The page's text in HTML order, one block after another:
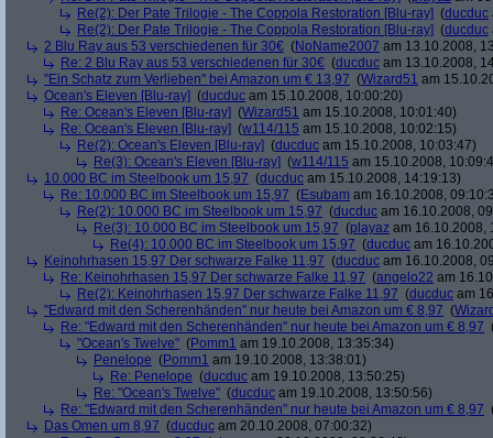
Re(2): Der Pate Trilogie - The Coppola Restoration [Blu-ray] (ducduc
Re(2): Der Pate Trilogie - The Coppola Restoration [Blu-ray] (ducduc
2 Blu Ray aus 53 verschiedenen für 30€ (NoName2007 am 13.10.2008,
Re: 2 Blu Ray aus 53 verschiedenen für 30€ (ducduc am 13.10.2008,
"Ein Schatz zum Verlieben" bei Amazon um € 13,97 (Wizard51 am
Ocean's Eleven [Blu-ray] (ducduc am 15.10.2008, 10:00:20)
Re: Ocean's Eleven [Blu-ray] (Wizard51 am 15.10.2008, 10:01:40)
Re: Ocean's Eleven [Blu-ray] (w114/115 am 15.10.2008, 10:02:15)
Re(2): Ocean's Eleven [Blu-ray] (ducduc am 15.10.2008, 10:03:47)
Re(3): Ocean's Eleven [Blu-ray] (w114/115 am 15.10.2008,
10.000 BC im Steelbook um 15,97 (ducduc am 15.10.2008, 14:19:13)
Re: 10.000 BC im Steelbook um 15,97 (Esubam am 16.10.2008,
Re(2): 10.000 BC im Steelbook um 15,97 (ducduc am 16.10.2008,
Re(3): 10.000 BC im Steelbook um 15,97 (playaz am 16.10.2008,
Re(4): 10.000 BC im Steelbook um 15,97 (ducduc am
Keinohrhasen 15,97 Der schwarze Falke 11,97 (ducduc am 16.10.2008,
Re: Keinohrhasen 15,97 Der schwarze Falke 11,97 (angelo22 am
Re(2): Keinohrhasen 15,97 Der schwarze Falke 11,97 (ducduc am
"Edward mit den Scherenhänden" nur heute bei Amazon um € 8,97 (
Re: "Edward mit den Scherenhänden" nur heute bei Amazon um € 8,97
"Ocean's Twelve" (Pomm1 am 19.10.2008, 13:35:34)
Penelope (Pomm1 am 19.10.2008, 13:38:01)
Re: Penelope (ducduc am 19.10.2008, 13:50:25)
Re: "Ocean's Twelve" (ducduc am 19.10.2008, 13:50:56)
Re: "Edward mit den Scherenhänden" nur heute bei Amazon um € 8,97
Das Omen um 8,97 (ducduc am 20.10.2008, 07:00:32)